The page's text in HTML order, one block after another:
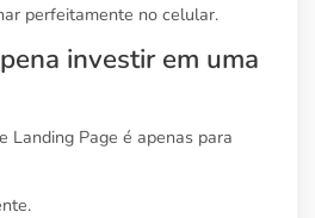
perfeitamente no celular.
investir em uma
Landing Page é apenas para